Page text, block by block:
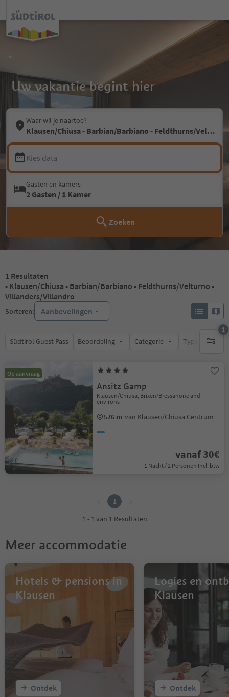
Uw vakantie begint hier
Waar wil je naartoe?
Klausen/Chiusa - Barbian/Barbiano - Feldthurns/
Kies data
Gasten en kamers
2 Gasten / 1 Kamer
Zoeken
1 Resultaten
- Klausen/Chiusa - Barbian/Barbiano - Feldthurns/Velturno -
Villanders/Villandro
Sorteren: Aanbevelingen
Südtirol Guest Pass Beoordeling Categorie Type catering
1
1
Op aanvraag
Ansitz Gamp
Klausen/Chiusa, Brixen/Bressanone and
environs
576 m van Klausen/Chiusa Centrum
vanaf 30€
1 Nacht / 2 Personen Incl. btw
1
1 - 1 van 1 Resultaten
Meer accommodatie
Hotels & pensions in
Klausen
Ontdek
Logies en
Klausen
Ontdek